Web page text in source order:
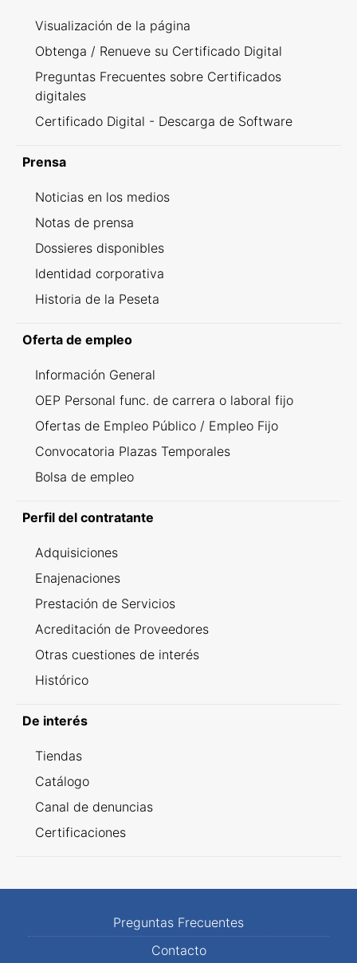
Visualización de la página
Obtenga / Renueve su Certificado Digital
Preguntas Frecuentes sobre Certificados
digitales
Certificado Digital - Descarga de Software
Prensa
Noticias en los medios
Notas de prensa
Dossieres disponibles
Identidad corporativa
Historia de la Peseta
Oferta de empleo
Información General
OEP Personal func. de carrera o laboral fijo
Ofertas de Empleo Público / Empleo Fijo
Convocatoria Plazas Temporales
Bolsa de empleo
Perfil del contratante
Adquisiciones
Enajenaciones
Prestación de Servicios
Acreditación de Proveedores
Otras cuestiones de interés
Histórico
De interés
Tiendas
Catálogo
Canal de denuncias
Certificaciones
Preguntas Frecuentes
Contacto